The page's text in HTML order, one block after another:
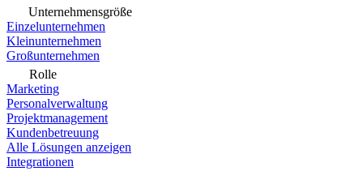
Unternehmensgröße
Einzelunternehmen
Kleinunternehmen
Großunternehmen
Rolle
Marketing
Personalverwaltung
Projektmanagement
Kundenbetreuung
Alle Lösungen anzeigen
Integrationen